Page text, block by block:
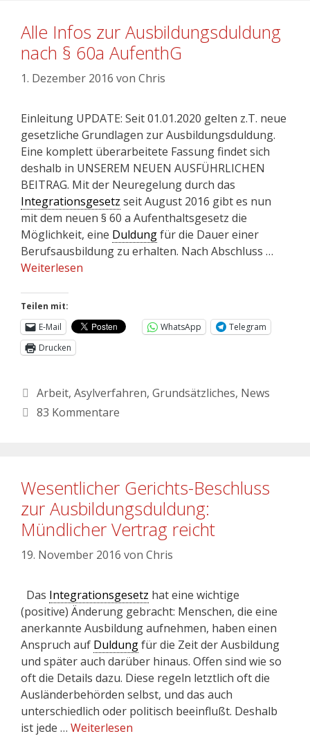
Alle Infos zur Ausbildungsduldung
nach § 60a AufenthG
1. Dezember 2016 von Chris
Einleitung UPDATE: Seit 01.01.2020 gelten z.T. neue
gesetzliche Grundlagen zur Ausbildungsduldung.
Eine komplett überarbeitete Fassung findet sich
deshalb in UNSEREM NEUEN AUSFÜHRLICHEN
BEITRAG. Mit der Neuregelung durch das
Integrationsgesetz seit August 2016 gibt es nun
mit dem neuen § 60 a Aufenthaltsgesetz die
Möglichkeit, eine Duldungfür die Dauer einer
Berufsausbildung zu erhalten. Nach Abschluss …
Weiterlesen
Teilen mit:
E-Mail
WhatsApp
Telegram
Drucken
Arbeit, Asylverfahren, Grundsätzliches, News
83 Kommentare
Wesentlicher Gerichts-Beschluss
zur Ausbildungsduldung:
Mündlicher Vertrag reicht
19. November 2016 von Chris
Das Integrationsgesetz hat eine wichtige
(positive) Änderung gebracht: Menschen, die eine
anerkannte Ausbildung aufnehmen, haben einen
Anspruch auf Duldungfür die Zeit der Ausbildung
und später auch darüber hinaus. Offen sind wie so
oft die Details dazu. Diese regeln letztlich oft die
Ausländerbehörden selbst, und das auch
unterschiedlich oder politisch beeinflußt. Deshalb
ist jede … Weiterlesen